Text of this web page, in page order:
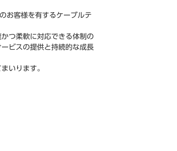
お客様を有するケーブルテ
つ柔軟に対応できる体制の
ビスの提供と持続的な成長
いります。